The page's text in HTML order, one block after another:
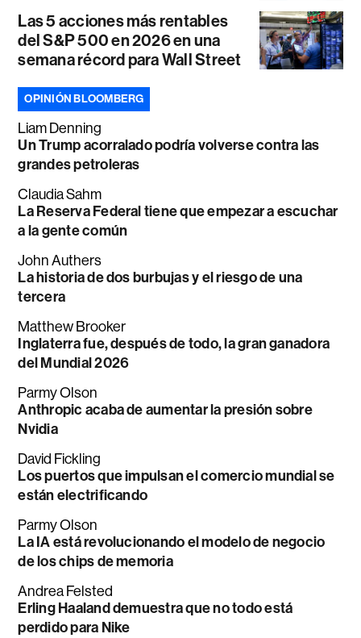
Las 5 acciones más rentables
del S&P 500 en 2026 en una
semana récord para Wall Street
OPINIÓN BLOOMBERG
Liam Denning
Un Trump acorralado podría volverse contra las
grandes petroleras
Claudia Sahm
La Reserva Federal tiene que empezar a escuchar
a la gente común
John Authers
La historia de dos burbujas y el riesgo de una
tercera
Matthew Brooker
Inglaterra fue, después de todo, la gran ganadora
del Mundial 2026
Parmy Olson
Anthropic acaba de aumentar la presión sobre
Nvidia
David Fickling
Los puertos que impulsan el comercio mundial se
están electrificando
Parmy Olson
La IA está revolucionando el modelo de negocio
de los chips de memoria
Andrea Felsted
Erling Haaland demuestra que no todo está
perdido para Nike